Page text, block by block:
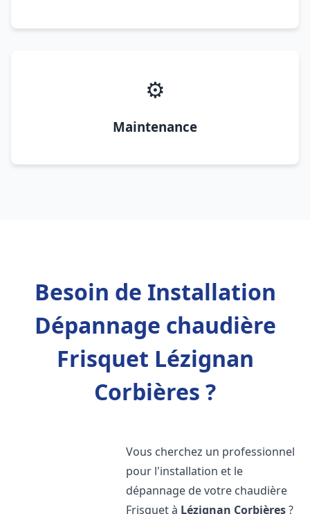
⚙️
Maintenance
Besoin de Installation
Dépannage chaudière
Frisquet Lézignan
Corbières ?
Vous cherchez un professionnel
pour l'installation et le
dépannage de votre chaudière
Frisquet à Lézignan Corbières?